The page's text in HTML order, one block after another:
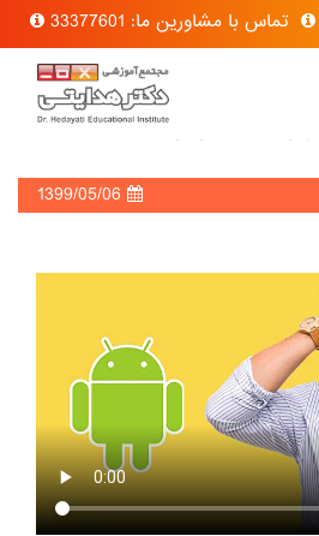
تماس با مشاورین ما: 33377601
را خیلی بالاتر ببرید